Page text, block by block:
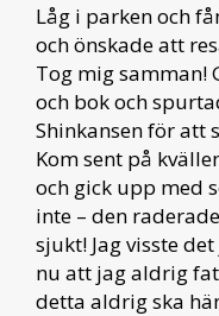
Låg i parken och
och önskade att
Tog mig samman!
och bok och
Shinkansen för att
Kom sent på
och gick upp med
inte – den
sjukt! Jag visste
nu att jag aldrig
detta aldrig ska